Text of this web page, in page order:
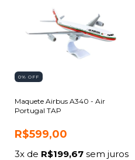
0% OFF
Maquete Airbus A340 - Air
Portugal TAP
R$599,00
3x de R$199,67sem juros